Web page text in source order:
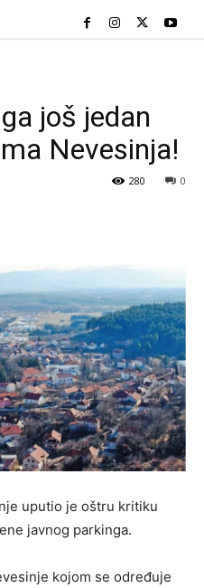
još jedan
Nevesinja!
0
280
uputio je oštru kritiku
javnog parkinga.
kojom se određuje